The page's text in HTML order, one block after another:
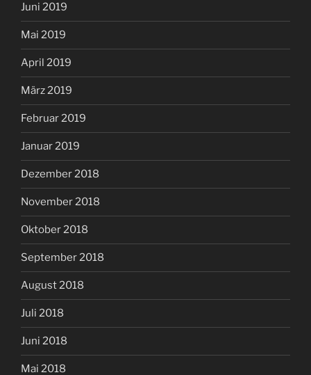
Juni 2019
Mai 2019
April 2019
März 2019
Februar 2019
Januar 2019
Dezember 2018
November 2018
Oktober 2018
September 2018
August 2018
Juli 2018
Juni 2018
Mai 2018